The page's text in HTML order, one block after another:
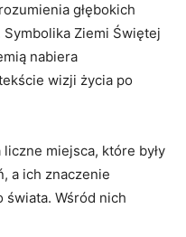
głębokich
Ziemi Świętej
nabiera
wizji życia po
miejsca, które były
a ich znaczenie
świata. Wśród nich